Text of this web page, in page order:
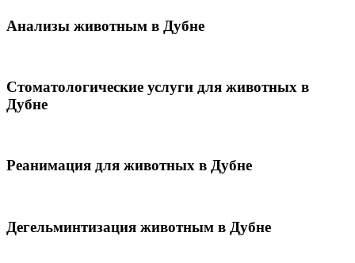
Анализы животным в Дубне
Стоматологические услуги для животных в
Дубне
Реанимация для животных в Дубне
Дегельминтизация животным в Дубне